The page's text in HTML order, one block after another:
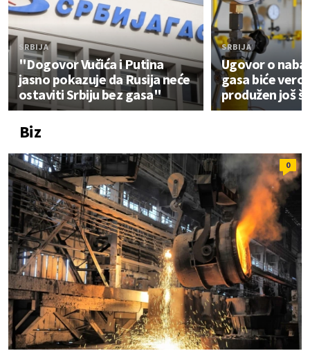
SRBIJA
"Dogovor Vučića i Putina
jasno pokazuje da Rusija neće
ostaviti Srbiju bez gasa"
SRBIJA
Ugovor o
gasa biće
produžen još
Biz
0